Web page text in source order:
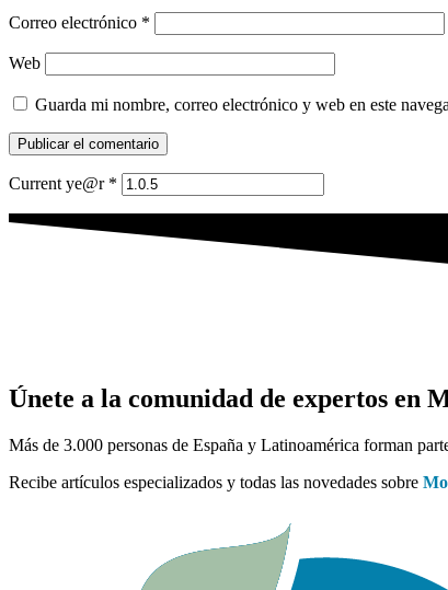
Correo electrónico *
Web
Guarda mi nombre, correo electrónico y web en este
Current ye@r *
Únete a la comunidad de expertos en
Más de 3.000 personas de España y Latinoamérica forman
Recibe artículos especializados y todas las novedades sobre